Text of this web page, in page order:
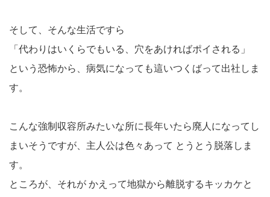
そして、そんな生活ですら
「代わりはいくらでもいる、穴をあければポイされる」
という恐怖から、病気になっても這いつくばって出社しま
す。
こんな強制収容所みたいな所に長年いたら廃人になってし
まいそうですが、主人公は色々あって とうとう脱落しま
す。
ところが、それが かえって地獄から離脱するキッカケと